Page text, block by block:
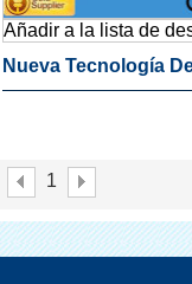
Añadir a la lista de
Nueva Tecnología
1